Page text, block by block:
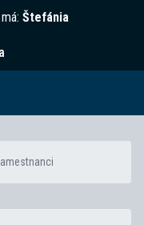
Štefánia